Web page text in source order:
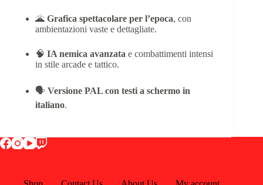
🌋 Grafica spettacolare per l’epoca, con
ambientazioni vaste e dettagliate.
🧠 IA nemica avanzata e combattimenti intensi
in stile arcade e tattico.
🗣️ Versione PAL con testi a schermo in
italiano.